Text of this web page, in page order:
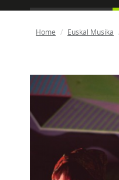
Home Euskal Musika